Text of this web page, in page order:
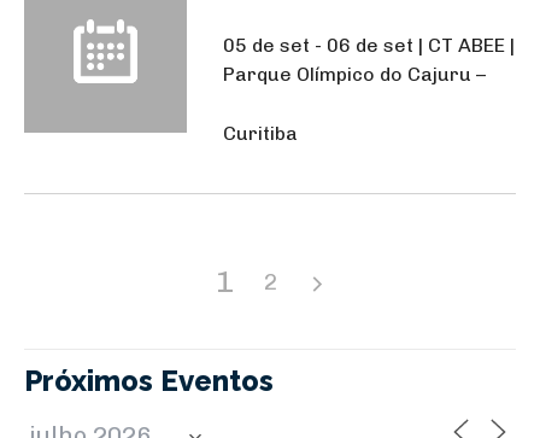
05 de set - 06 de set | CT ABEE |
Parque Olímpico do Cajuru –
Curitiba
1 2
Próximos Eventos